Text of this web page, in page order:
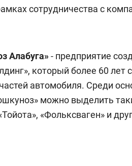
сотрудничества с
Алабуга»- предприятие
который более 60 лет
автомобиля. Среди
можно выделить
«Фольксваген» и